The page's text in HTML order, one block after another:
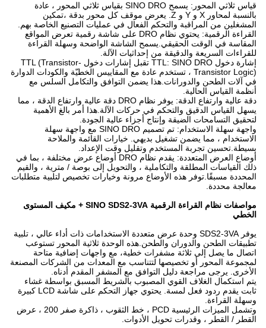
قياس ثلاثي المحور: يسمح SINO DRO بقياس ثلاثي المحور ، عادة
بالنسبة لمحاور X و Y و Z. يعرض موقف كل محور بدقة ،تمكين
المشغلين من المراقبة والتحكم الفعال في عمليات التصنيع الخاصة بهم.
القراءة الرقمية: يحتوي نظام DRO على شاشة رقمية تعرض المواقع
المقاسة في الوقت الحقيقي.يسمح الشاشة الواضحة وسهلة القراءة
للقراءات السريعة والدقيقة من إحداثيات الآلة.
إشارة دخول TTL: SINO DRO تقبل إشارات دخول TTL (Transistor-
Transistor Logic) ، تستخدم عادة مع المقاييس الخطيّة والكودات الدوارة
في آلات الطحن والدورانات.هذا يضمن التوافق والتكامل السلس مع
أنظمة القياس الحالية.
دقة عالية وارتفاع الدقة: يوفر نظام DRO دقة عالية وارتفاع الدقة ، مما
يسهل القياس الدقيق والتحكم في حركات الآلة.هذا أمر بالغ الأهمية
لتحقيق التسامحات الضيقة وإنتاج أجزاء عالية الجودة.
واجهة سهلة الاستخدام: تم تصميم SINO DRO مع واجهة سهلة
الاستخدام ، مما يضمن تشغيل بديهي. خيارات القائمة والملاحة
بسيطة.تحسين تجربة المستخدم وتقليل وقت الإعداد.
أوضاع العرض المتعددة: يقدم نظام DRO أوضاع عرض مختلفة ، بما في
ذلك القياسات المطلقة والتكاملية ، والتحويل إلى بوصة / مترية ، والقيم
المحددة مسبقًا.توفر هذه الأوضاع مرونة وخيارات تخصيص لتلبية متطلبات
معالجة محددة.
مواصفات نظام القراءة الرقمية SINO SDS2-3VA + مكيف المستوى
الخطي
يوفر SDS2-3VA وحدة عرض متعددة الاستخدامات ذات أداء عالي ، تلبية
تطبيقات الطحن والدوران والطحن.هذه الوحدة ثلاثية المحور تستوعب
اتصال ما يصل إلى ثلاثة مشفرات خطية، مع واجهات إضافية متاحة
لمجموعة المحور أو تخصيصها لتتناسب مع المعدات من الشركات المصنعة
الأخرى. يرجى مراجعة دليل التوافق مع المشفر المقدم أدناه.
يتم استكمال الغلاف القوي المصبوب بالشريط المسبق بواسطة غشاء
ثابت يقدم ردود فعل لمسة. يحتوي جهاز التحكم على شاشة LCD كبيرة
وسهلة القراءة.
وتشمل الميزات الرئيسية PCD ، خط الثقوب ، ذاكرة صفر 200 ، عرض
القطر / القطر ، وقدرات تحويل الأدوات.